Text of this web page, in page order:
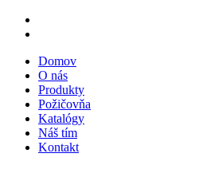
Domov
O nás
Produkty
Požičovňa
Katalógy
Náš tím
Kontakt